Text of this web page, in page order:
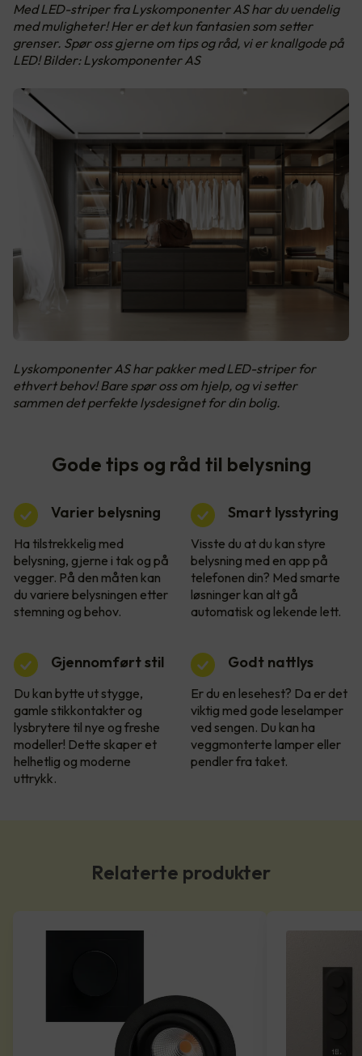
Med LED-striper fra Lyskomponenter AS har du uendelig
med muligheter! Her er det kun fantasien som setter
grenser. Spør oss gjerne om tips og råd, vi er knallgode på
LED! Bilder: Lyskomponenter AS
Lyskomponenter AS har pakker med LED-striper for
ethvert behov! Bare spør oss om hjelp, og vi setter
sammen det perfekte lysdesignet for din bolig.
Gode tips og råd til belysning
Varier belysning
Ha tilstrekkelig med
belysning, gjerne i tak og på
vegger. På den måten kan
du variere belysningen etter
stemning og behov.
Smart lysstyring
Visste du at du kan styre
belysning med en app på
telefonen din? Med smarte
løsninger kan alt gå
automatisk og lekende lett.
Gjennomført stil
Du kan bytte ut stygge,
gamle stikkontakter og
lysbrytere til nye og freshe
modeller! Dette skaper et
helhetlig og moderne
uttrykk.
Godt nattlys
Er du en lesehest? Da er det
viktig med gode leselamper
ved sengen. Du kan ha
veggmonterte lamper eller
pendler fra taket.
Relaterte produkter